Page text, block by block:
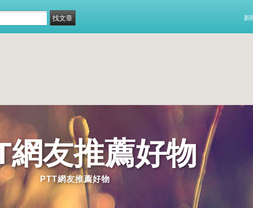
新
網友推薦好物
PTT網友推薦好物